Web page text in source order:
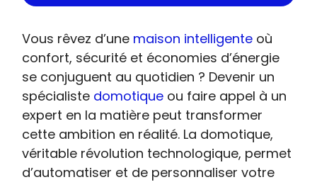
Vous rêvez d’une maison intelligente où
confort, sécurité et économies d’énergie
se conjuguent au quotidien ? Devenir un
spécialiste domotique ou faire appel à un
expert en la matière peut transformer
cette ambition en réalité. La domotique,
véritable révolution technologique, permet
d’automatiser et de personnaliser votre